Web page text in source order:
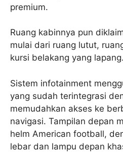
premium.
Ruang kabinnya pun
mulai dari ruang lutut,
kursi belakang yang lapang.
Sistem infotainment
yang sudah terintegrasi
memudahkan akses ke
navigasi. Tampilan depan
helm American football,
lebar dan lampu depan